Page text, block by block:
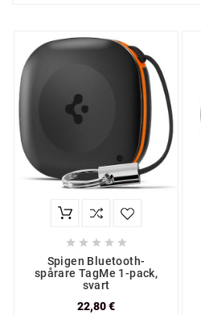
    
Spigen Bluetooth-
spårare TagMe 1-pack,
svart
22,80 €